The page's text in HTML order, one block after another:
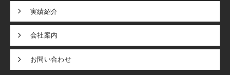
実績紹介
会社案内
お問い合わせ